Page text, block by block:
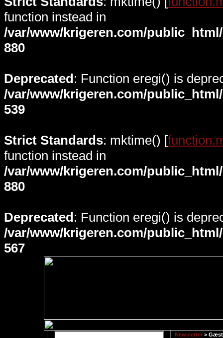
function instead in
/var/www/krigeren.com/
880
Deprecated: Function eregi() is
/var/www/krigeren.com/
539
Strict Standards: mktime() [
function instead in
/var/www/krigeren.com/
880
Deprecated: Function eregi() is
/var/www/krigeren.com/
567
Newsletter >